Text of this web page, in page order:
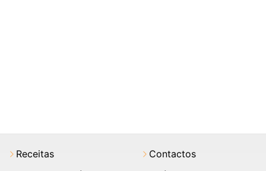
Receitas
Contactos